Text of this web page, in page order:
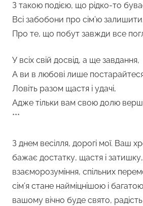
З такою подією, що рідко-то
Всі забобони про сім’ю
Про те, що побут завжди все
У всіх свій досвід, а ще завдання,
А ви в любові лише
Ловіть разом щастя і удачі,
Адже тільки вам свою долю
***
З днем весілля, дорогі мої. Ваш
бажає достатку, щастя і затишку,
взаєморозуміння, спільних
сім’я стане найміцнішою і
вашому вічно буде свято,